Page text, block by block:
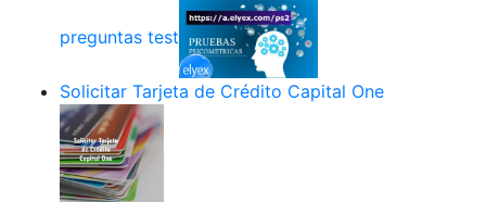
preguntas test
Solicitar Tarjeta de Crédito Capital One